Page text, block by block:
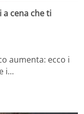
cena che ti
aumenta: ecco i
i…